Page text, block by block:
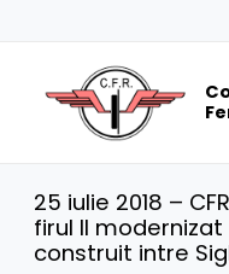
25 iulie 2018 –
firul II
construit intre